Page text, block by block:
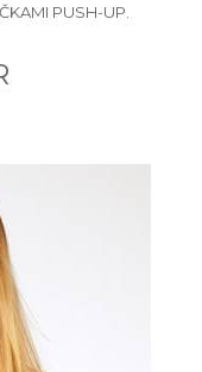
PUSH-UP.